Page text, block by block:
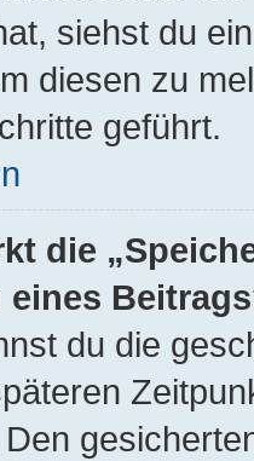
siehst du
diesen zu
geführt.
die
eines
du die